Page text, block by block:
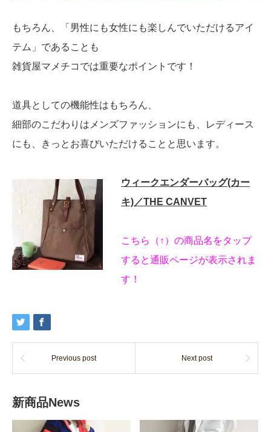
もちろん、「男性にも女性にも楽しんでいただけるアイ
テム」であることも
雑貨屋マメチコでは重要なポイントです！
道具としての機能性はもちろん、
細部のこだわりはメンズファッションにも、レディース
にも、きっとお喜びいただけることと思います。
ウィークエンダーバッグ(カー
キ)／THE CANVET
こちら（↑）の商品名をタップ
すると通販ページが表示されま
す！
Previous post Next post
新商品News